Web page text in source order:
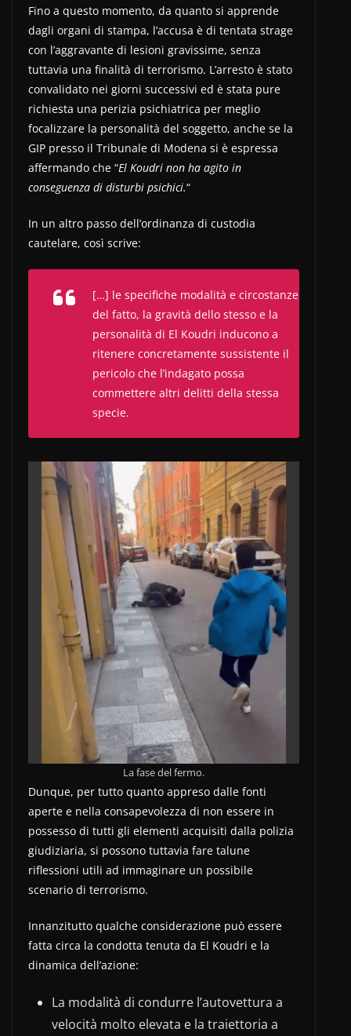
Fino a questo momento, da quanto si apprende
dagli organi di stampa, l’accusa è di tentata strage
con l’aggravante di lesioni gravissime, senza
tuttavia una finalità di terrorismo. L’arresto è stato
convalidato nei giorni successivi ed è stata pure
richiesta una perizia psichiatrica per meglio
focalizzare la personalità del soggetto, anche se la
GIP presso il Tribunale di Modena si è espressa
affermando che “El Koudri non ha agito in
conseguenza di disturbi psichici.“
In un altro passo dell’ordinanza di custodia
cautelare, così scrive:
[…] le specifiche modalità e circostanze
del fatto, la gravità dello stesso e la
personalità di El Koudri inducono a
ritenere concretamente sussistente il
pericolo che l’indagato possa
commettere altri delitti della stessa
specie.
La fase del fermo.
Dunque, per tutto quanto appreso dalle fonti
aperte e nella consapevolezza di non essere in
possesso di tutti gli elementi acquisiti dalla polizia
giudiziaria, si possono tuttavia fare talune
riflessioni utili ad immaginare un possibile
scenario di terrorismo.
Innanzitutto qualche considerazione può essere
fatta circa la condotta tenuta da El Koudri e la
dinamica dell’azione:
La modalità di condurre l’autovettura a
velocità molto elevata e la traiettoria a